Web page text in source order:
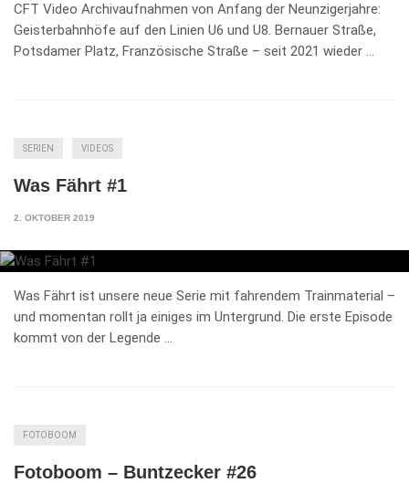
CFT Video Archivaufnahmen von Anfang der Neunzigerjahre:
Geisterbahnhöfe auf den Linien U6 und U8. Bernauer Straße,
Potsdamer Platz, Französische Straße – seit 2021 wieder …
SERIEN VIDEOS
Was Fährt #1
2. OKTOBER 2019
Was Fährt ist unsere neue Serie mit fahrendem Trainmaterial –
und momentan rollt ja einiges im Untergrund. Die erste Episode
kommt von der Legende …
FOTOBOOM
Fotoboom – Buntzecker #26